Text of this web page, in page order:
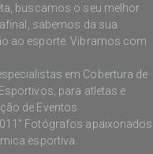
buscamos o seu melhor
sabemos da sua
ao esporte. Vibramos com
em Cobertura de
para atletas e
de Eventos
Fotógrafos apaixonados
esportiva.